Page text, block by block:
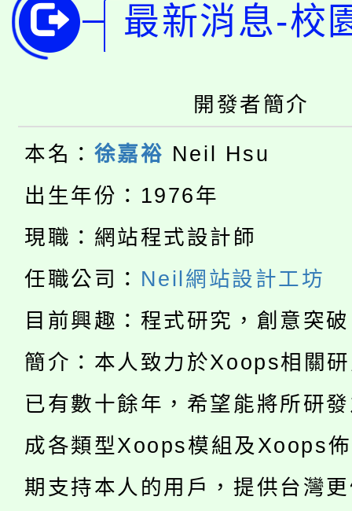
開!
115年桃園市運動會8/
田徑場及游泳池舉行。
桃園市低收入戶享有免
視費優惠，中低收入戶
半價優惠，詳情可洽有
者。
大園自造教育及科技
份教師增能研習
大溪自造教育及科技中
份教師研習
淨零綠生活教案入校路
115年食農教育專業人
程
「本色祭」8/29、30在
場熱烈登場!
8/21下午1時於龍潭區
徵才活動。
YOUNG桃局內行報名
局官網。
8月14至27日，桃園電
開!
115年桃園市運動會8/
田徑場及游泳池舉行。
桃園市低收入戶享有免
視費優惠，中低收入戶
大園自造教育及科技中
最新消息-校
開發者簡介
本名： 徐嘉裕 Neil Hsu
出生年份：1976年
現職：網站程式設計師
任職公司： Neil網站設計工坊
目前興趣：程式研究，創意突
簡介：本人致力於Xoops相關
已有數十餘年，希望能將所研
成各類型Xoops模組及Xoops
期支持本人的用戶，提供台灣